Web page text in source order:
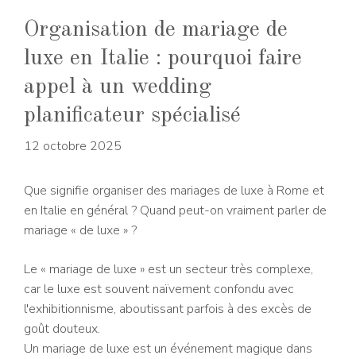
Organisation de mariage de
luxe en Italie : pourquoi faire
appel à un wedding
planificateur spécialisé
12 octobre 2025
Que signifie organiser des mariages de luxe à Rome et
en Italie en général ? Quand peut-on vraiment parler de
mariage « de luxe » ?
Le « mariage de luxe » est un secteur très complexe,
car le luxe est souvent naïvement confondu avec
l'exhibitionnisme, aboutissant parfois à des excès de
goût douteux.
Un mariage de luxe est un événement magique dans